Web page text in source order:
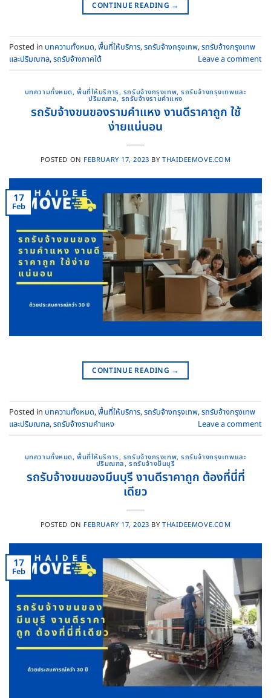
CONTINUE READING →
Posted in บทความทั้งหมด,พื้นที่ให้บริการ,รถรับจ้างกรุงเทพ,รถรับจ้างกรุงเทพ
และปริมณฑล,รถรับจ้างภาคใต้ Leave a comment
บทความทั้งหมด,พื้นที่ให้บริการ, รถรับจ้างกรุงเทพ,รถรับจ้างกรุงเทพและ
ปริมณฑล,รถรับจ้างรามคําแหง
รถรับจ้างขนของรามคําแหง งานดีราคาถูก ใช้
ง่ายแน่นอน
POSTED ON FEBRUARY 17, 2023 BY THAIDEEMOVE.COM
17
Feb
CONTINUE READING →
Posted in บทความทั้งหมด,พื้นที่ให้บริการ,รถรับจ้างกรุงเทพ,รถรับจ้างกรุงเทพ
และปริมณฑล,รถรับจ้างรามคําแหง Leave a comment
บทความทั้งหมด,พื้นที่ให้บริการ, รถรับจ้างกรุงเทพ,รถรับจ้างกรุงเทพและ
ปริมณฑล,รถรับจ้างมีนบุรี
รถรับจ้างขนของมีนบุรี งานดีราคาถูก ต้องที่นี่ที่
เดียว
POSTED ON FEBRUARY 17, 2023 BY THAIDEEMOVE.COM
17
Feb